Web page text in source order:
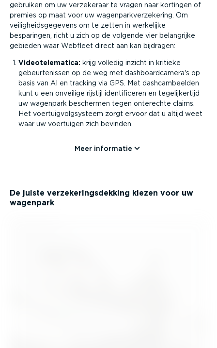
gebruiken om uw verzekeraar te vragen naar kortingen of
premies op maat voor uw wagen­park­ver­ze­kering. Om
veilig­heids­ge­gevens om te zetten in werkelijke
besparingen, richt u zich op de volgende vier belangrijke
gebieden waar Webfleet direct aan kan bijdragen:
Video­tele­matica:krijg volledig inzicht in kritieke
gebeur­te­nissen op de weg met dashboard­camera's op
basis van AI en tracking via GPS. Met dashcam­beelden
kunt u een onveilige rijstijl identi­fi­ceren en tegelij­kertijd
uw wagenpark beschermen tegen onterechte claims.
Het voertuig­volg­systeem zorgt ervoor dat u altijd weet
waar uw voertuigen zich bevinden.
Meer informatie
De juiste verze­ke­rings­dekking kiezen voor uw
wagenpark